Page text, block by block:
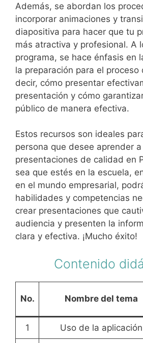
Además, se abordan los
incorporar animaciones y
diapositiva para hacer que tu
más atractiva y profesional. A
programa, se hace énfasis en
la preparación para el proceso
decir, cómo presentar
presentación y cómo
público de manera efectiva.
Estos recursos son ideales
persona que desee aprender
presentaciones de calidad en
sea que estés en la escuela,
en el mundo empresarial,
habilidades y competencias
crear presentaciones que
audiencia y presenten la
clara y efectiva. ¡Mucho éxito!
Contenido
No. Nombre del tema
1 Uso de la aplicación